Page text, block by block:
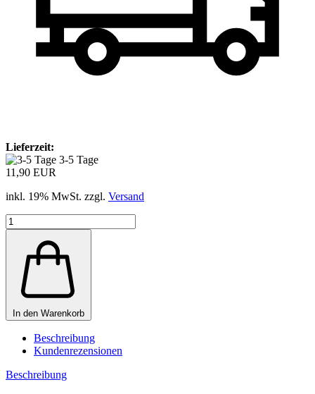
Lieferzeit:
3-5 Tage
11,90 EUR
inkl. 19% MwSt. zzgl. Versand
In den Warenkorb
Beschreibung
Kundenrezensionen
Beschreibung